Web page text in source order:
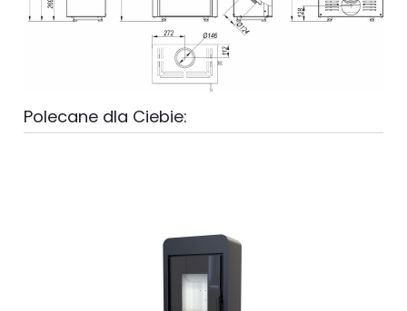
Polecane dla Ciebie: